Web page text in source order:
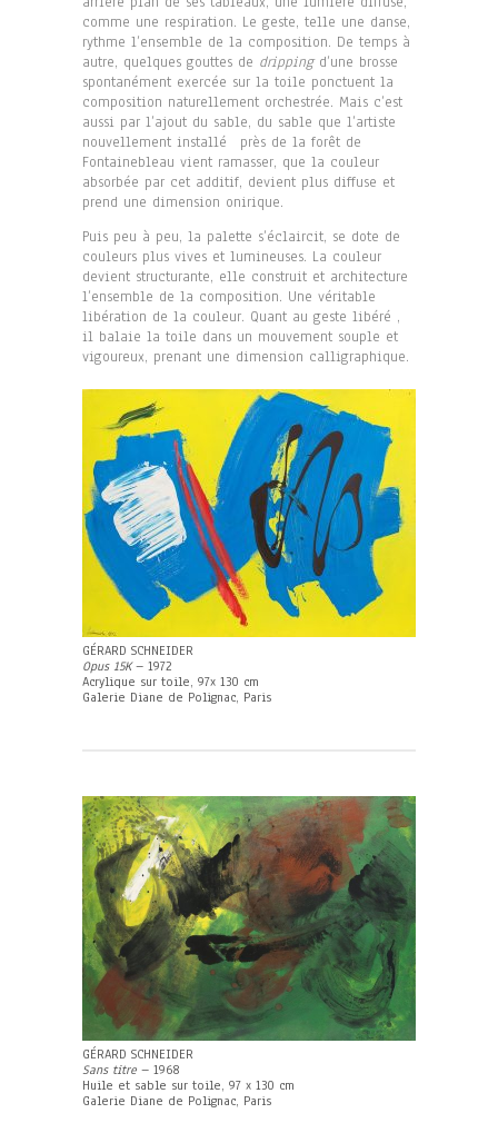
comme une respiration. Le geste, telle une danse,
rythme l’ensemble de la composition. De temps à
autre, quelques gouttes de drippingd’une brosse
spontanément exercée sur la toile ponctuent la
composition naturellement orchestrée. Mais c’est
aussi par l’ajout du sable, du sable que l’artiste
nouvellement installé près de la forêt de
Fontainebleau vient ramasser, que la couleur
absorbée par cet additif, devient plus diffuse et
prend une dimension onirique.
Puis peu à peu, la palette s’éclaircit, se dote de
couleurs plus vives et lumineuses. La couleur
devient structurante, elle construit et architecture
l’ensemble de la composition. Une véritable
libération de la couleur. Quant au geste libéré ,
il balaie la toile dans un mouvement souple et
vigoureux, prenant une dimension calligraphique.
GÉRARD SCHNEIDER
Opus 15K– 1972
Acrylique sur toile, 97x 130 cm
Galerie Diane de Polignac, Paris
GÉRARD SCHNEIDER
Sans titre – 1968
Huile et sable sur toile, 97 x 130 cm
Galerie Diane de Polignac, Paris